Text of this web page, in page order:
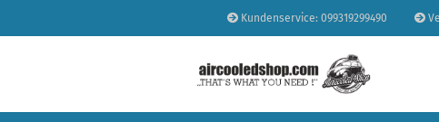
Kundenservice: 099319299490